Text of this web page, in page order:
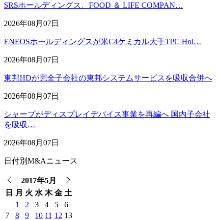
SRSホールディングス、FOOD ＆ LIFE COMPAN…
2026年08月07日
ENEOSホールディングスが米C4ケミカル大手TPC Hol…
2026年08月07日
東邦HDが完全子会社の東邦システムサービスを吸収合併へ
2026年08月07日
シャープがディスプレイデバイス事業を再編へ 国内子会社
を吸収…
2026年08月07日
日付別M&Aニュース
2017年5月
日
月 火 水 木 金 土
1
2 3 4 5
6
7
8 9 10 11 12 13